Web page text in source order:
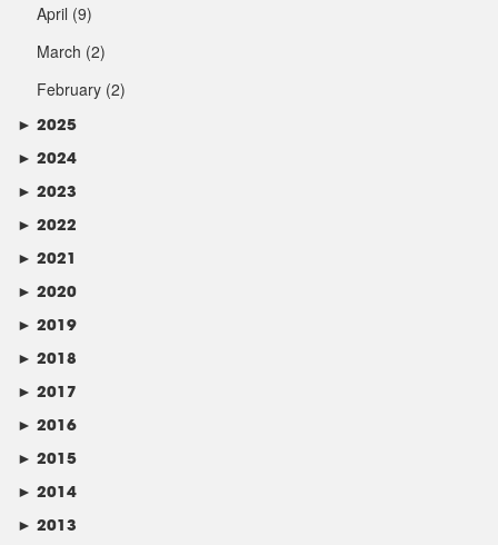
April (9)
March (2)
February (2)
► 2025
► 2024
► 2023
► 2022
► 2021
► 2020
► 2019
► 2018
► 2017
► 2016
► 2015
► 2014
► 2013